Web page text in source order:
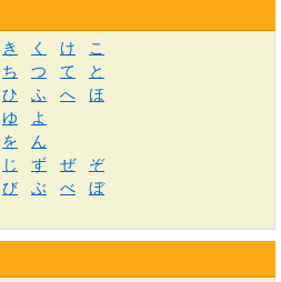
き く け
こ
ち つ て
と
ひ ふ へ
ほ
ゆ
よ
を
ん
じ ず ぜ
ぞ
び ぶ べ
ぼ